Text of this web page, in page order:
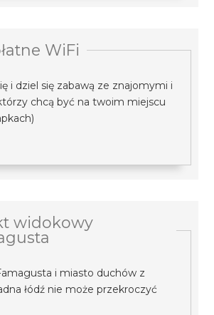
WiFi
i dziel się zabawą ze znajomymi i
chcą być na twoim miejscu
widokowy
i miasto duchów z
łódź nie może przekroczyć